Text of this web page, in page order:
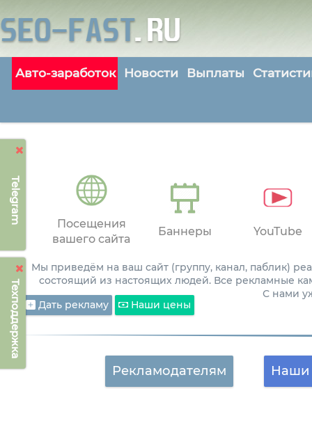
Telegram
Техподдержка
Авто-заработок Новости Выплаты
Посещения
вашего сайта
Баннеры YouTube
Мы приведём на ваш сайт (группу, канал, паблик)
состоящий из настоящих людей. Все рекламные
С нами
Дать рекламу
Наши цены
Рекламодателям Наши